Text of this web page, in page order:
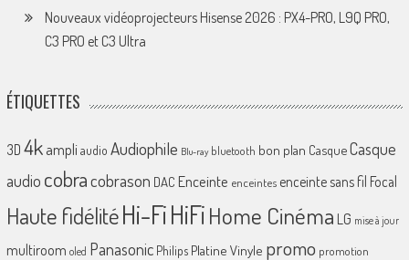
Nouveaux vidéoprojecteurs Hisense 2026 : PX4-PRO, L9Q PRO,
C3 PRO et C3 Ultra
ÉTIQUETTES
3D 4k ampliaudio Audiophile Blu-ray bluetooth bon plan CasqueCasque
audio cobracobrason DAC Enceinte enceintes enceinte sans fil Focal
Haute fidélitéHi-FiHiFiHome Cinéma LG mise à jour
multiroom oled Panasonic Philips Platine Vinyle promo promotion